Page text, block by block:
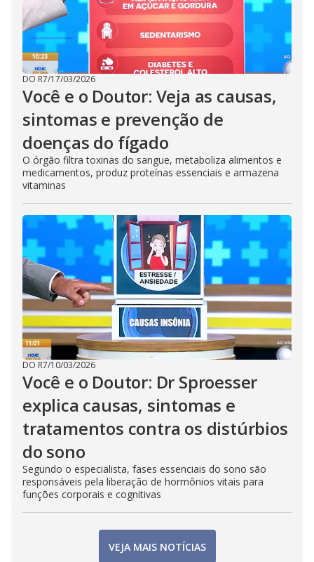
DO R7/17/03/2026
Você e o Doutor: Veja as causas,
sintomas e prevenção de
doenças do fígado
O órgão filtra toxinas do sangue, metaboliza alimentos e
medicamentos, produz proteínas essenciais e armazena
vitaminas
DO R7/10/03/2026
Você e o Doutor: Dr Sproesser
explica causas, sintomas e
tratamentos contra os distúrbios
do sono
Segundo o especialista, fases essenciais do sono são
responsáveis pela liberação de hormônios vitais para
funções corporais e cognitivas
VEJA MAIS NOTÍCIAS